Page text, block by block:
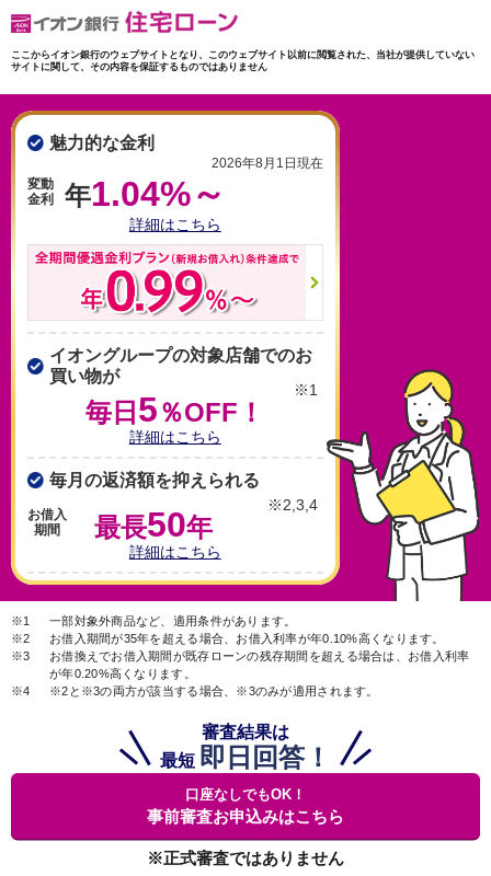
ここからイオン銀行のウェブサイトとなり、このウェブサイト以前に閲覧された、当社が提供していない
サイトに関して、その内容を保証するものではありません
魅力的な金利
2026年8月1日現在
変動
金利
年1.04%～
詳細はこちら
イオングループの対象店舗でのお
買い物が
毎日 5％OFF！
※1
詳細はこちら
毎月の返済額を抑えられる
お借入
期間
最長50年
※2,3,4
詳細はこちら
※1
一部対象外商品など、適用条件があります。
※2
お借入期間が35年を超える場合、お借入利率が年0.10%高くなります。
※3
お借換えでお借入期間が既存ローンの残存期間を超える場合は、お借入利率
が年0.20%高くなります。
※4
※2と※3の両方が該当する場合、※3のみが適用されます。
審査結果は
最短 即日回答！
口座なしでもOK！
事前審査お申込みはこちら
※正式審査ではありません